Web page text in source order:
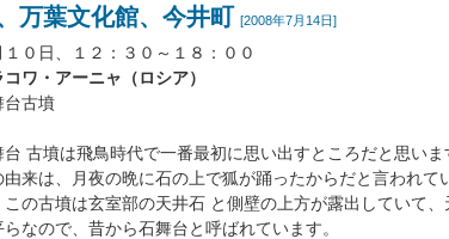
万葉文化館、今井町 [2008年7月14日]
１０日、１２：３０～１８：００
コワ・アーニャ（ロシア）
台古墳
台 古墳は飛鳥時代で一番最初に思い出すところだと思いま
由来は、月夜の晩に石の上で狐が踊ったからだと言われて
この古墳は玄室部の天井石 と側壁の上方が露出していて、
らなので、昔から石舞台と呼ばれています。